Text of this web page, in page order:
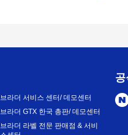
브라더 서비스 센터/ 데모센터
브라더 GTX 한국 총판/ 데모센터
브라더 라벨 전문 판매점 & 서비
공